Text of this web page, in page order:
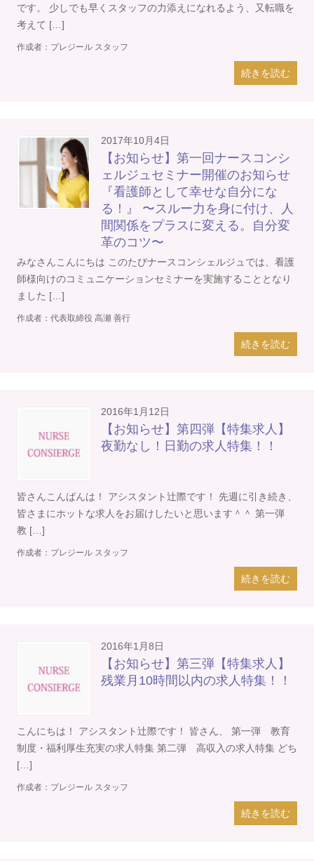
です。 少しでも早くスタッフの力添えになれるよう、又転職を
考えて […]
作成者： プレジール スタッフ
続きを読む
2017年10月4日
【お知らせ】第一回ナースコンシ
ェルジュセミナー開催のお知らせ
『看護師として幸せな自分にな
る！』 〜スルー力を身に付け、人
間関係をプラスに変える。自分変
革のコツ〜
みなさんこんにちは このたびナースコンシェルジュでは、看護
師様向けのコミュニケーションセミナーを実施することとなり
ました […]
作成者： 代表取締役 高瀬 善行
続きを読む
2016年1月12日
【お知らせ】第四弾【特集求人】
夜勤なし！日勤の求人特集！！
皆さんこんばんは！ アシスタント辻際です！ 先週に引き続き、
皆さまにホットな求人をお届けしたいと思います＾＾ 第一弾
教 […]
作成者： プレジール スタッフ
続きを読む
2016年1月8日
【お知らせ】第三弾【特集求人】
残業月10時間以内の求人特集！！
こんにちは！ アシスタント辻際です！ 皆さん、 第一弾 教育
制度・福利厚生充実の求人特集 第二弾 高収入の求人特集 どち
[…]
作成者： プレジール スタッフ
続きを読む